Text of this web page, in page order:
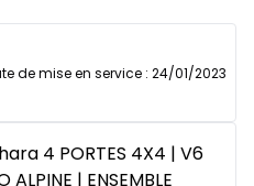
de mise en service : 24/01/2023
4 PORTES 4X4 | V6
| ENSEMBLE